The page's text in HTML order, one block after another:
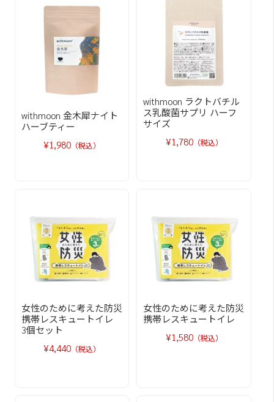
withmoon 金木犀ナイト
ハーブティー
¥1,980 （税込）
withmoon ラクトバチル
ス乳酸菌サプリ ハーフ
サイズ
¥1,780（税込）
女性のために考えた防災
携帯レスキュートイレ
3個セット
¥4,440 （税込）
女性のために考えた防災
携帯レスキュートイレ
¥1,580（税込）